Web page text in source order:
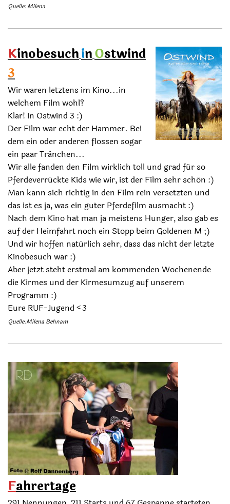
Quelle: Milena
KinobesuchinOstwind
3
Wir waren letztens im Kino...in
welchem Film wohl?
Klar! In Ostwind 3 :)
Der Film war echt der Hammer. Bei
dem ein oder anderen flossen sogar
ein paar Tränchen...
Wir alle fanden den Film wirklich toll und grad für so
Pferdeverrückte Kids wie wir, ist der Film sehr schön :)
Man kann sich richtig in den Film rein versetzten und
das ist es ja, was ein guter Pferdefilm ausmacht :)
Nach dem Kino hat man ja meistens Hunger, also gab es
auf der Heimfahrt noch ein Stopp beim Goldenen M ;)
Und wir hoffen natürlich sehr, dass das nicht der letzte
Kinobesuch war :)
Aber jetzt steht erstmal am kommenden Wochenende
die Kirmes und der Kirmesumzug auf unserem
Programm :)
Eure RUF-Jugend <3
Quelle.Milena Behnam
Fahrertage